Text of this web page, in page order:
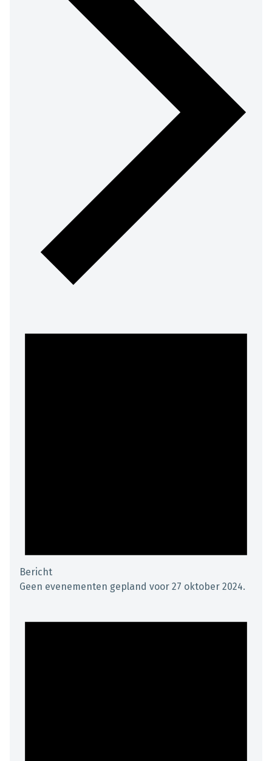
Bericht
Geen evenementen gepland voor 27 oktober 2024.